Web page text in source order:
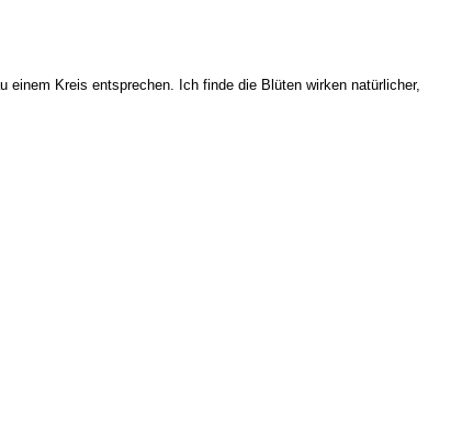
Kreis entsprechen. Ich finde die Blüten wirken natürlicher,